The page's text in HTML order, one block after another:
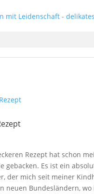
Rezept hat schon
gebacken. Es ist ein
der mich seit meiner
neuen Bundesländern, wo